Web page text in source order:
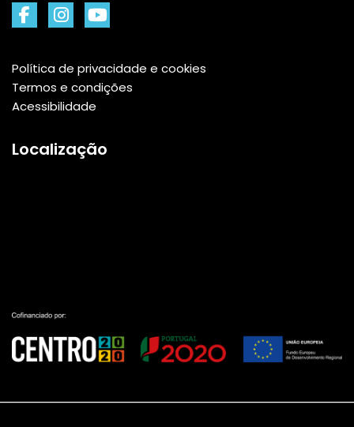
Política de privacidade e cookies
Termos e condições
Acessibilidade
Localização